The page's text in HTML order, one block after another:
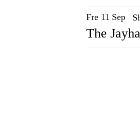
Fre 11 Sep
The